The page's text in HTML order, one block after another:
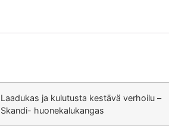
Laadukas ja kulutusta kestävä verhoilu –
Skandi- huonekalukangas